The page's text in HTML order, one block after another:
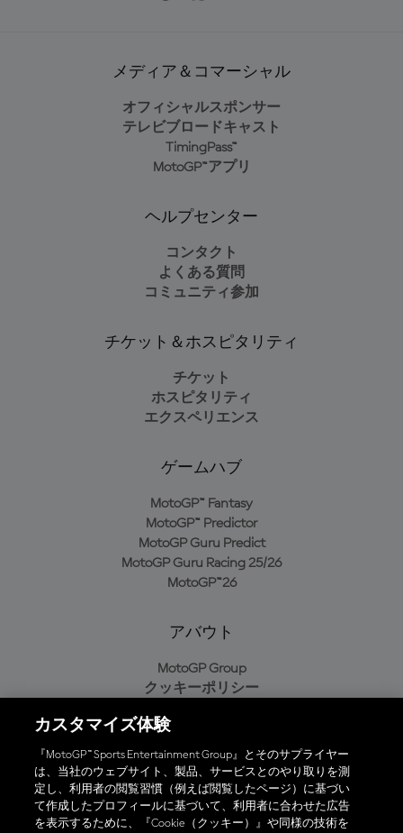
メディア＆コマーシャル
オフィシャルスポンサー
テレビブロードキャスト
TimingPass™
MotoGP™アプリ
ヘルプセンター
コンタクト
よくある質問
コミュニティ参加
チケット＆ホスピタリティ
チケット
ホスピタリティ
エクスペリエンス
ゲームハブ
MotoGP™ Fantasy
MotoGP™ Predictor
MotoGP Guru Predict
MotoGP Guru Racing 25/26
MotoGP™26
アバウト
MotoGP Group
クッキーポリシー
プライバシーポリシー
購入ポリシー
オフィシャルアプリ
カスタマイズ体験
『MotoGP™ Sports Entertainment Group』とそのサプライヤー
は、当社のウェブサイト、製品、サービスとのやり取りを測
定し、利用者の閲覧習慣（例えば閲覧したページ）に基づい
て作成したプロフィールに基づいて、利用者に合わせた広告
を表示するために、『Cookie（クッキー）』や同様の技術を